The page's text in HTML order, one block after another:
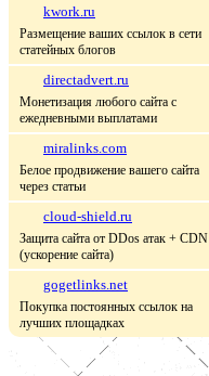
kwork.ru
Размещение ваших ссылок в сети
статейных блогов
directadvert.ru
Монетизация любого сайта с
ежедневными выплатами
miralinks.com
Белое продвижение вашего сайта
через статьи
cloud-shield.ru
Защита сайта от DDos атак + CDN
(ускорение сайта)
gogetlinks.net
Покупка постоянных ссылок на
лучших площадках